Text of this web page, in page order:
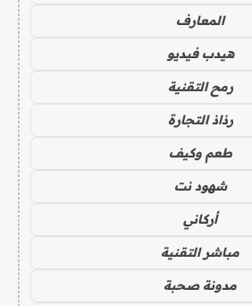
المعارف
هيدب فيديو
رمح التقنية
رذاذ التجارة
طعم وكيف
شهود نت
أركاني
مباشر التقنية
مدونة صحبة